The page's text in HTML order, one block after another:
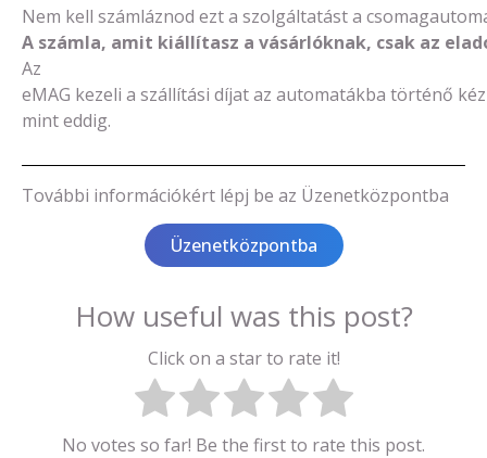
Nem kell számláznod ezta szolgáltatásta csomag
A számla, amit kiállítasz a vásárlóknak, csak az
Az
eMAG kezeli a szállítási díjataz automatákba történő
minteddig.
További információkért lépj be az Üzenetközpontba
Üzenetközpontba
How useful was this post?
Click on a star to rate it!
No votes so far! Be the first to rate this post.